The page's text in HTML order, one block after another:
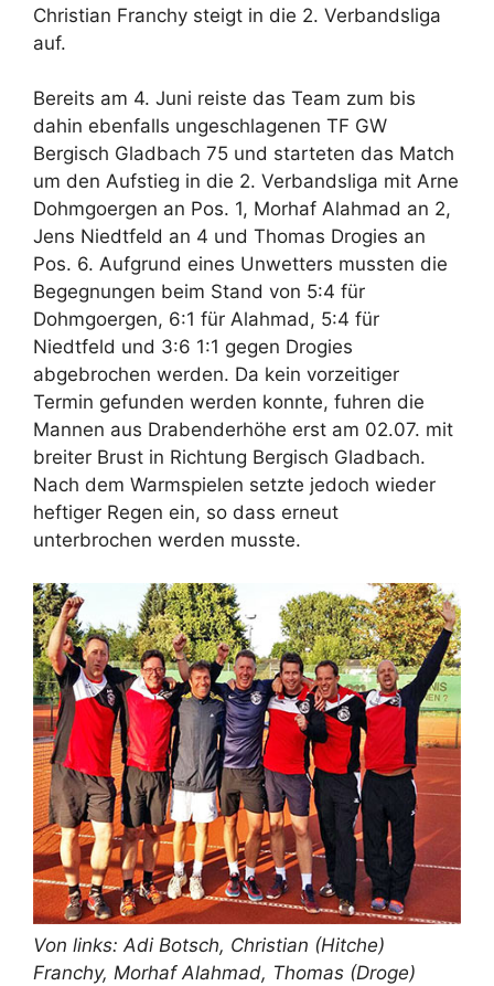
Christian Franchy steigt in die 2. Verbandsliga
auf.
Bereits am 4. Juni reiste das Team zum bis
dahin ebenfalls ungeschlagenen TF GW
Bergisch Gladbach 75 und starteten das Match
um den Aufstieg in die 2. Verbandsliga mit Arne
Dohmgoergen an Pos. 1, Morhaf Alahmad an 2,
Jens Niedtfeld an 4 und Thomas Drogies an
Pos. 6. Aufgrund eines Unwetters mussten die
Begegnungen beim Stand von 5:4 für
Dohmgoergen, 6:1 für Alahmad, 5:4 für
Niedtfeld und 3:6 1:1 gegen Drogies
abgebrochen werden. Da kein vorzeitiger
Termin gefunden werden konnte, fuhren die
Mannen aus Drabenderhöhe erst am 02.07. mit
breiter Brust in Richtung Bergisch Gladbach.
Nach dem Warmspielen setzte jedoch wieder
heftiger Regen ein, so dass erneut
unterbrochen werden musste.
Von links: Adi Botsch, Christian (Hitche)
Franchy, Morhaf Alahmad, Thomas (Droge)